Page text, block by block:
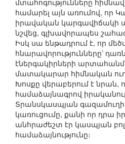
մտահոգությունները
համարել այն առումով, որ
իրավական կարգավիճակի
նշվեց, գլխավորապես
Իսկ սա ենթադրում է, որ
հնարավորությունները՝
էներգակիրների
մատակարար հիմնական
Խոսքը վերաբերում է նրան,
համաձայնագրով
Տրանսկասպյան
կառուցումը, քանի որ դրա
անհրաժեշտ էր կասպյան
համաձայնությունը։